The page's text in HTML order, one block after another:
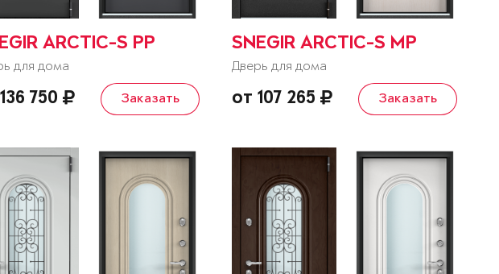
ARCTIC-S PP
для дома
750 Заказать
SNEGIR ARCTIC-S MP
Дверь для дома
от 107 265 Заказать